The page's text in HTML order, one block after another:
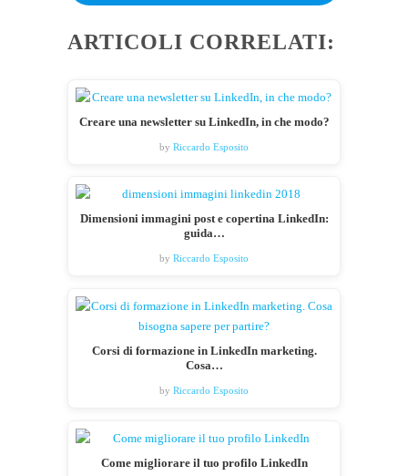
ARTICOLI CORRELATI:
Creare una newsletter su LinkedIn, in che modo?
by Riccardo Esposito
Dimensioni immagini post e copertina LinkedIn:
guida…
by Riccardo Esposito
Corsi di formazione in LinkedIn marketing.
Cosa…
by Riccardo Esposito
Come migliorare il tuo profilo LinkedIn